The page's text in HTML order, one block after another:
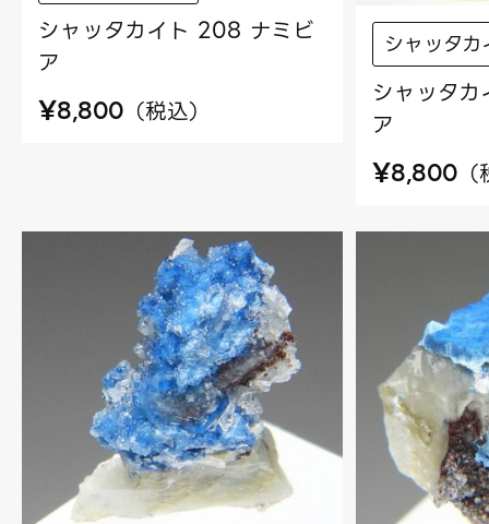
シャッタカイト 208 ナミビ
ア
¥8,800 （税込）
シャッタカ
シャッタ
ア
¥8,800 （